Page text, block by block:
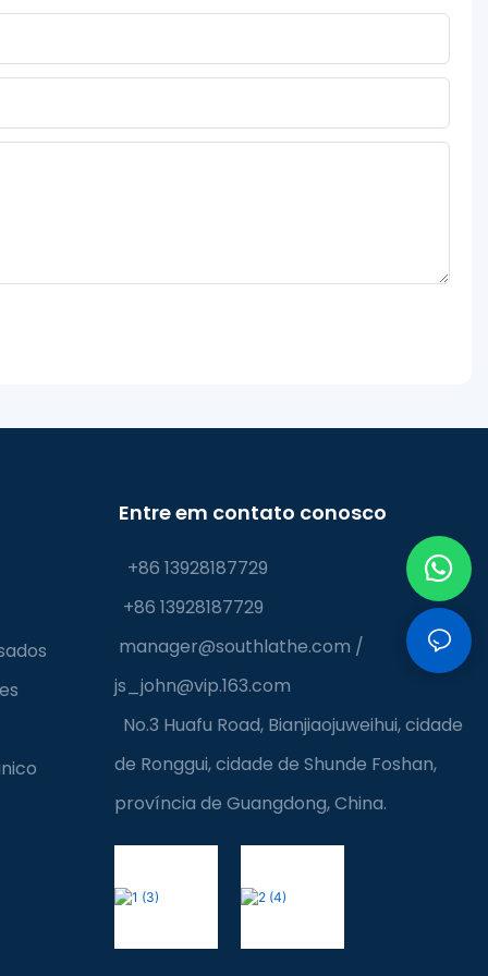
Entre em contato conosco
+86 13928187729
+86 13928187729
manager@southlathe.com /
js_john@vip.163.com
No.3 Huafu Road, Bianjiaojuweihui, cidade
de Ronggui, cidade de Shunde Foshan,
província de Guangdong, China.